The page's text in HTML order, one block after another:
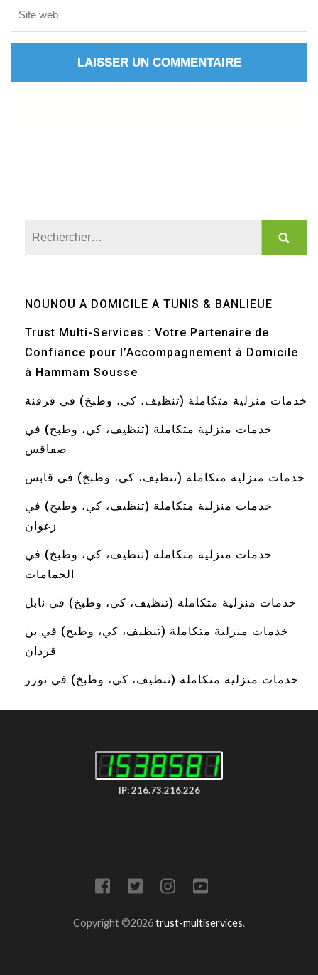
NOUNOU A DOMICILE A TUNIS & BANLIEUE
Trust Multi-Services : Votre Partenaire de
Confiance pour l’Accompagnement à Domicile
à Hammam Sousse
خدمات منزلية متكاملة (تنظيف، كي، وطبخ) في قرقنة
خدمات منزلية متكاملة (تنظيف، كي، وطبخ) في
صفاقس
خدمات منزلية متكاملة (تنظيف، كي، وطبخ) في قابس
خدمات منزلية متكاملة (تنظيف، كي، وطبخ) في
زغوان
خدمات منزلية متكاملة (تنظيف، كي، وطبخ) في
الحمامات
خدمات منزلية متكاملة (تنظيف، كي، وطبخ) في نابل
خدمات منزلية متكاملة (تنظيف، كي، وطبخ) في بن
قردان
خدمات منزلية متكاملة (تنظيف، كي، وطبخ) في توزر
IP: 216.73.216.226
Copyright ©2026trust-multiservices.